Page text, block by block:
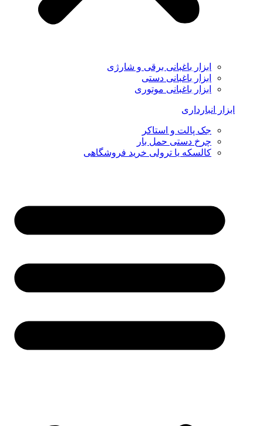
ابزار باغبانی برقی و شارژی
ابزار باغبانی دستی
ابزار باغبانی موتوری
ابزار انبارداری
جک پالت و استاکر
چرخ دستی حمل بار
کالسکه یا ترولی خرید فروشگاهی